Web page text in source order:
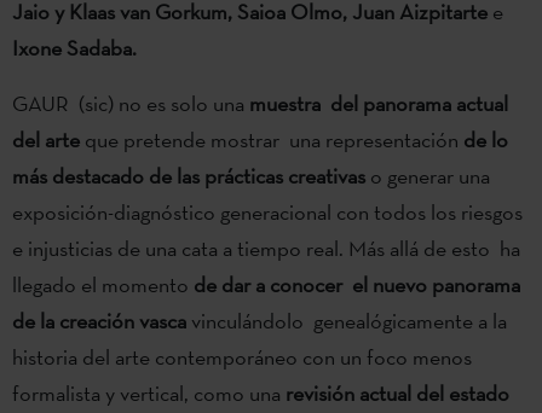
Jaio y Klaas van Gorkum, Saioa Olmo, Juan Aizpitarte e
Ixone Sadaba.
GAUR (sic) no es solo una muestra del panorama actual
del arte que pretende mostrar una representación de lo
más destacado de las prácticas creativas o generar una
exposición-diagnóstico generacional con todos los riesgos
e injusticias de una cata a tiempo real. Más allá de esto ha
llegado el momento de dar a conocer el nuevo panorama
de la creación vasca vinculándolo genealógicamente a la
historia del arte contemporáneo con un foco menos
formalista y vertical, como una revisión actual del estado